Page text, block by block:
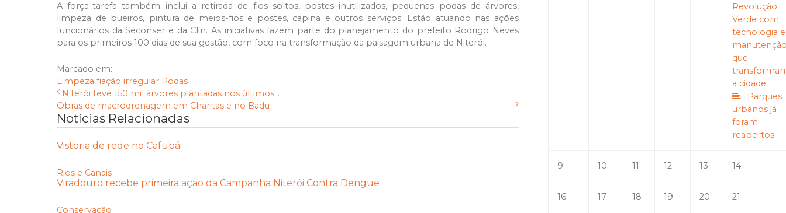
A força-tarefa também inclui a retirada de fios soltos, postes inutilizados, pequenas podas de árvores,
limpeza de bueiros, pintura de meios-fios e postes, capina e outros serviços. Estão atuando nas ações
funcionários da Seconser e da Clin. As iniciativas fazem parte do planejamento do prefeito Rodrigo Neves
para os primeiros 100 dias de sua gestão, com foco na transformação da paisagem urbana de Niterói.
Marcado em:
Limpeza fiação irregular Podas
Niterói teve 150 mil árvores plantadas nos últimos...
Obras de macrodrenagem em Charitas e no Badu
Notícias Relacionadas
Vistoria de rede no Cafubá
Rios e Canais
Viradouro recebe primeira ação da Campanha Niterói Contra Dengue
Conservação
Revolução
Verde com
tecnologia e
que
a cidade
Parques
urbanos já
foram
reabertos
9 10 11 12 13 14
16 17 18 19 20 21